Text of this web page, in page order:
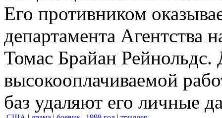
Его противником
департамента Агентства
Томас Брайан
высокооплачиваемой
баз удаляют его личные